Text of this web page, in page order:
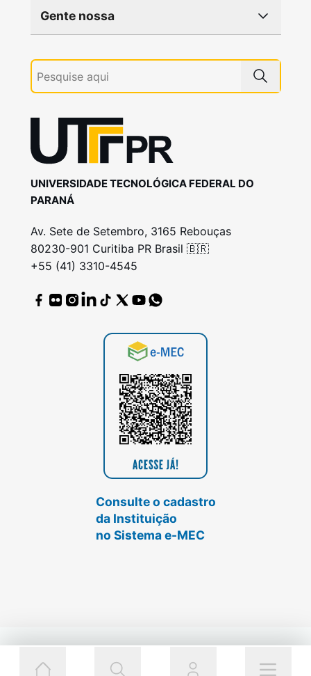
Gente nossa
UNIVERSIDADE TECNOLÓGICA FEDERAL DO
PARANÁ
Av. Sete de Setembro, 3165 Rebouças
80230-901 Curitiba PR Brasil 🇧🇷
+55 (41) 3310-4545
Consulte o cadastro
da Instituição
no Sistema e-MEC